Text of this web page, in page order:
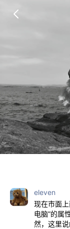
eleven
现在市面
电脑”的属
然，这里